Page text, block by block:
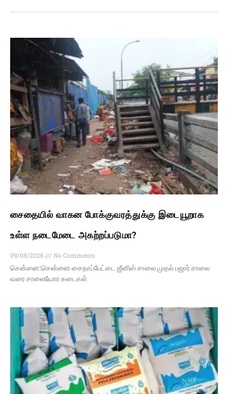
சைதையில் வாகன போக்குவரத்துக்கு இடையூறாக
உள்ள நடைமேடை அகற்றப்படுமா?
09/08/2026
No Comments
சென்னை:சென்னை சைதாப்பேட்டை ஜீனிஸ் சாலை முதல் பஜார் சாலை
வரை சாலையோர கடைகள்